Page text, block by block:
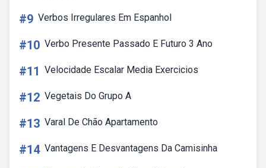
#9 Verbos Irregulares Em Espanhol
#10 Verbo Presente Passado E Futuro 3 Ano
#11 Velocidade Escalar Media Exercicios
#12 Vegetais Do Grupo A
#13 Varal De Chão Apartamento
#14 Vantagens E Desvantagens Da Camisinha